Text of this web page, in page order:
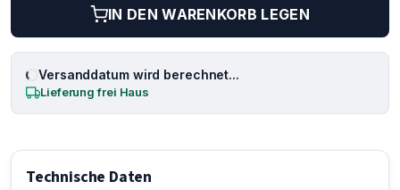
IN DEN WARENKORB LEGEN
Versanddatum wird berechnet...
Lieferung frei Haus
Technische Daten